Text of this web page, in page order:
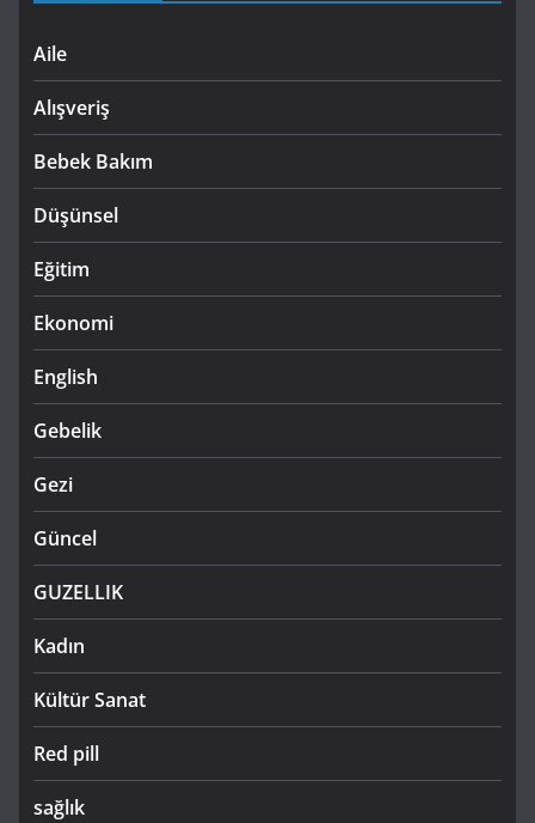
Aile
Alışveriş
Bebek Bakım
Düşünsel
Eğitim
Ekonomi
English
Gebelik
Gezi
Güncel
GUZELLIK
Kadın
Kültür Sanat
Red pill
sağlık